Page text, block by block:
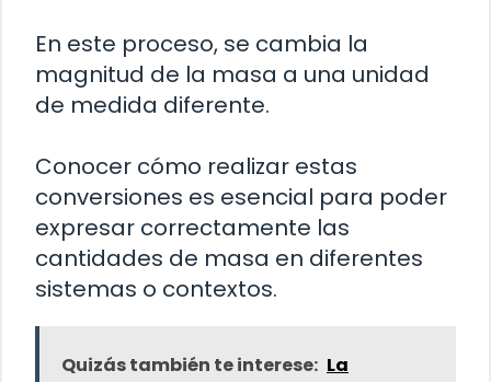
En este proceso, se cambia la
magnitud de la masa a una unidad
de medida diferente.
Conocer cómo realizar estas
conversiones es esencial para poder
expresar correctamente las
cantidades de masa en diferentes
sistemas o contextos.
Quizás también te interese: La